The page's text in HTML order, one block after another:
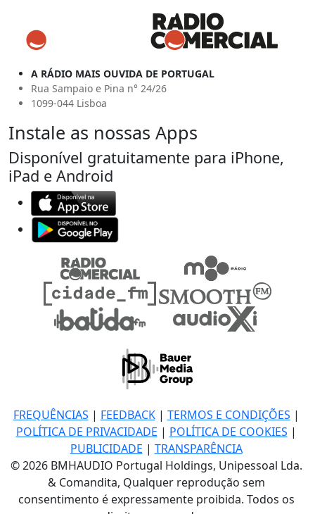
A RÁDIO MAIS OUVIDA DE PORTUGAL
Rua Sampaio e Pina n° 24/26
1099-044 Lisboa
Instale as nossas Apps
Disponível gratuitamente para iPhone,
iPad e Android
FREQUÊNCIAS | FEEDBACK| TERMOS E CONDIÇÕES |
POLÍTICA DE PRIVACIDADE | POLÍTICA DE COOKIES |
PUBLICIDADE | TRANSPARÊNCIA
© 2026 BMHAUDIO Portugal Holdings, Unipessoal Lda.
& Comandita, Qualquer reprodução sem
consentimento é expressamente proibida. Todos os